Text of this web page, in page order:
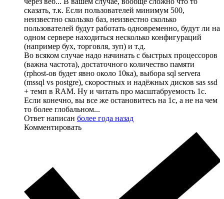
сказать, т.к. Если пользователей минимум 500,
неизвестно скользко баз, неизвестно сколько
пользователей будут работать одновременно, будут ли на
одном сервере находиться несколько конфигураций
(например бух, торговля, зуп) и т.д.
Во всяком случае надо начинать с быстрых процессоров
(важна частота), достаточного количество памяти
(rphost-ов будет явно около 10ка), выбора sql servera
(mssql vs postgre), скоростных и надёжных дисков sas ssd
+ темп в RAM. Ну и читать про масштабруемость 1с.
Если конечно, вы все же остановитесь на 1с, а не на чем
то более глобальном...
Ответ написан более года назад
Комментировать